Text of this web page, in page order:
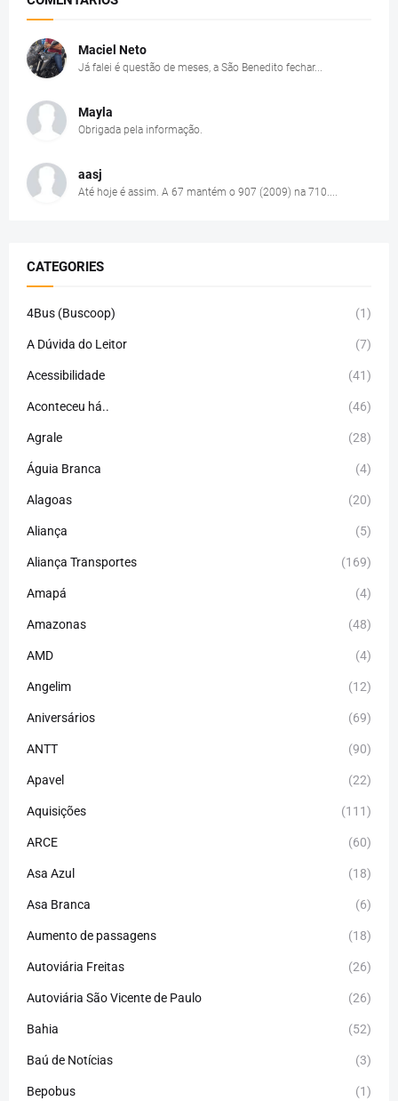
Maciel Neto
Já falei é questão de meses, a São Benedito fechar...
Mayla
Obrigada pela informação.
aasj
Até hoje é assim. A 67 mantém o 907 (2009) na 710....
CATEGORIES
4Bus (Buscoop) (1)
A Dúvida do Leitor (7)
Acessibilidade (41)
Aconteceu há.. (46)
Agrale (28)
Águia Branca (4)
Alagoas (20)
Aliança (5)
Aliança Transportes (169)
Amapá (4)
Amazonas (48)
AMD (4)
Angelim (12)
Aniversários (69)
ANTT (90)
Apavel (22)
Aquisições (111)
ARCE (60)
Asa Azul (18)
Asa Branca (6)
Aumento de passagens (18)
Autoviária Freitas (26)
Autoviária São Vicente de Paulo (26)
Bahia (52)
Baú de Notícias (3)
Bepobus (1)